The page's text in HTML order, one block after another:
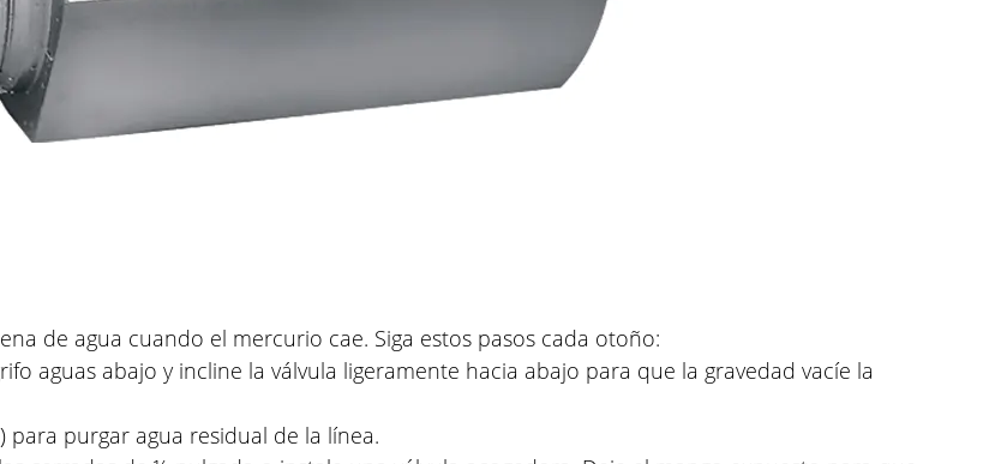
de agua cuando el mercurio cae. Siga estos pasos cada otoño:
aguas abajo y incline la válvula ligeramente hacia abajo para que la gravedad vacíe la
purgar agua residual de la línea.